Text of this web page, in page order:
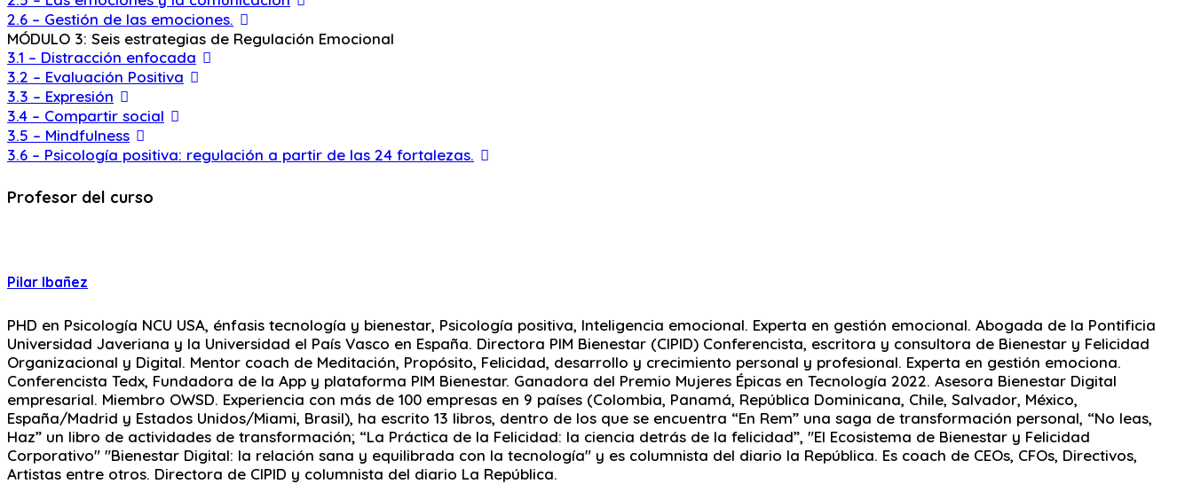
2.6 – Gestión de las emociones.
MÓDULO 3: Seis estrategias de Regulación Emocional
3.1 – Distracción enfocada
3.2 – Evaluación Positiva
3.3 – Expresión
3.4 – Compartir social
3.5 – Mindfulness
3.6 – Psicología positiva: regulación a partir de las 24 fortalezas.
Profesor del curso
Pilar Ibañez
PHD en Psicología NCU USA, énfasis tecnología y bienestar, Psicología positiva, Inteligencia emocional. Experta en gestión emocional. Abogada de la Pontificia
Universidad Javeriana y la Universidad el País Vasco en España. Directora PIM Bienestar (CIPID) Conferencista, escritora y consultora de Bienestar y Felicidad
Organizacional y Digital. Mentor coach de Meditación, Propósito, Felicidad, desarrollo y crecimiento personal y profesional. Experta en gestión emociona.
Conferencista Tedx, Fundadora de la App y plataforma PIM Bienestar. Ganadora del Premio Mujeres Épicas en Tecnología 2022. Asesora Bienestar Digital
empresarial. Miembro OWSD. Experiencia con más de 100 empresas en 9 países (Colombia, Panamá, República Dominicana, Chile, Salvador, México,
España/Madrid y Estados Unidos/Miami, Brasil), ha escrito 13 libros, dentro de los que se encuentra “En Rem” una saga de transformación personal, “No leas,
Haz” un libro de actividades de transformación; “La Práctica de la Felicidad: la ciencia detrás de la felicidad”, "El Ecosistema de Bienestar y Felicidad
Corporativo" "Bienestar Digital: la relación sana y equilibrada con la tecnología" y es columnista del diario la República. Es coach de CEOs, CFOs, Directivos,
Artistas entre otros. Directora de CIPID y columnista del diario La República.